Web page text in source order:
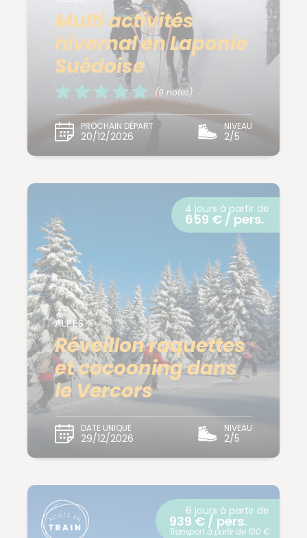
Multi activités
hivernal en Laponie
Suédoise
(9 notes)
PROCHAIN DÉPART
20/12/2026
NIVEAU
2/5
ALPES
Réveillon raquettes
et cocooning dans
le Vercors
DATE UNIQUE
29/12/2026
NIVEAU
2/5
4 jours à partir de
659 € / pers.
6 jours à partir de
939 € / pers.
Transport à partir de 100 €